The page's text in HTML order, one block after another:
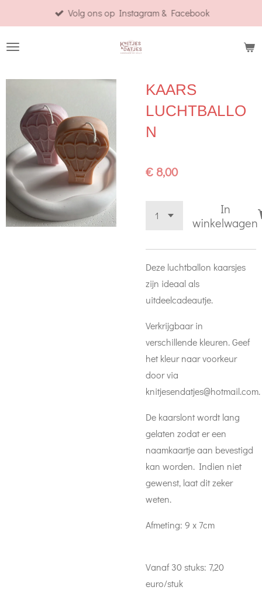
direct
naar
hoofdinhoud
Volg ons op Instagram & Facebook
KAARS
LUCHTBALLO
N
€ 8,00
In
winkelwagen
Deze luchtballon kaarsjes
zijn ideaal als
uitdeelcadeautje.
Verkrijgbaar in
verschillende kleuren. Geef
het kleur naar voorkeur
door via
knitjesendatjes@hotmail.com.
De kaarslont wordt lang
gelaten zodat er een
naamkaartje aan bevestigd
kan worden. Indien niet
gewenst, laat dit zeker
weten.
Afmeting: 9 x 7cm
Vanaf 30 stuks: 7,20
euro/stuk